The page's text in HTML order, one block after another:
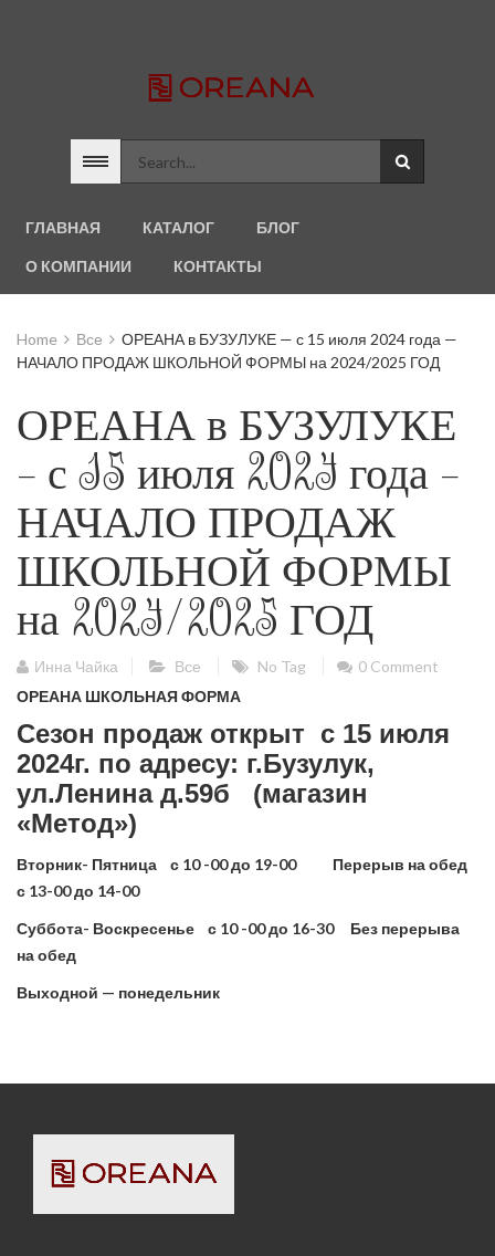
ГЛАВНАЯ КАТАЛОГ БЛОГ
О КОМПАНИИ КОНТАКТЫ
Home Все
ОРЕАНА в БУЗУЛУКЕ — с 15 июля 2024 года —
НАЧАЛО ПРОДАЖ ШКОЛЬНОЙ ФОРМЫ на 2024/2025 ГОД
ОРЕАНА в БУЗУЛУКЕ
— с 15 июля 2024 года —
НАЧАЛО ПРОДАЖ
ШКОЛЬНОЙ ФОРМЫ
на 2024/2025 ГОД
Инна Чайка Все No Tag
0 Comment
ОРЕАНА ШКОЛЬНАЯ ФОРМА
Сезон продаж открыт с 15 июля
2024г. по адресу: г.Бузулук,
ул.Ленина д.59б (магазин
«Метод»)
Вторник- Пятница с 10 -00 до 19-00 Перерыв на обед
с 13-00 до 14-00
Суббота- Воскресенье с 10 -00 до 16-30 Без перерыва
на обед
Выходной — понедельник